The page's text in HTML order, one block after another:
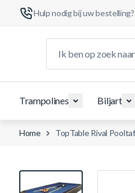
Hulp nodig bij uw
Trampolines Biljart
Home TopTable Rival
View larger image